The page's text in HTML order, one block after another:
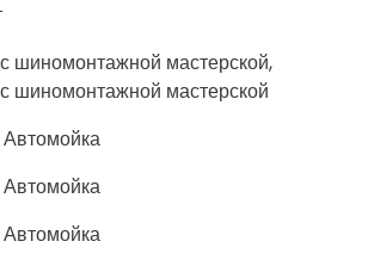
шиномонтажной мастерской,
шиномонтажной мастерской